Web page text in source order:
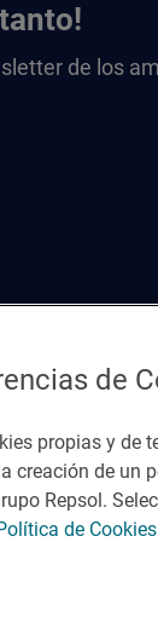
de los
Política de
de
propias y de
creación de un
Repsol.
de